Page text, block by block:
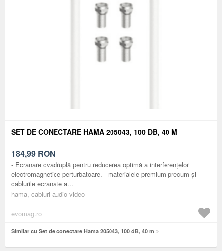
SET DE CONECTARE HAMA 205043, 100 DB, 40 M
184,99 RON
- Ecranare cvadruplă pentru reducerea optimă a interferențelor
electromagnetice perturbatoare. - materialele premium precum și
cablurile ecranate a...
hama, cabluri audio-video
evomag.ro
Similar cu Set de conectare Hama 205043, 100 dB, 40 m